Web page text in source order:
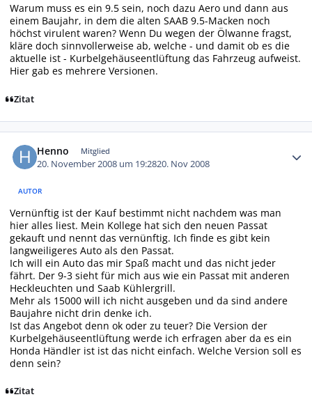
Warum muss es ein 9.5 sein, noch dazu Aero und dann aus
einem Baujahr, in dem die alten SAAB 9.5-Macken noch
höchst virulent waren? Wenn Du wegen der Ölwanne fragst,
kläre doch sinnvollerweise ab, welche - und damit ob es die
aktuelle ist - Kurbelgehäuseentlüftung das Fahrzeug aufweist.
Hier gab es mehrere Versionen.
Zitat
Henno Mitglied
20. November 2008 um 19:2820. Nov 2008
AUTOR
Vernünftig ist der Kauf bestimmt nicht nachdem was man
hier alles liest. Mein Kollege hat sich den neuen Passat
gekauft und nennt das vernünftig. Ich finde es gibt kein
langweiligeres Auto als den Passat.
Ich will ein Auto das mir Spaß macht und das nicht jeder
fährt. Der 9-3 sieht für mich aus wie ein Passat mit anderen
Heckleuchten und Saab Kühlergrill.
Mehr als 15000 will ich nicht ausgeben und da sind andere
Baujahre nicht drin denke ich.
Ist das Angebot denn ok oder zu teuer? Die Version der
Kurbelgehäuseentlüftung werde ich erfragen aber da es ein
Honda Händler ist ist das nicht einfach. Welche Version soll es
denn sein?
Zitat